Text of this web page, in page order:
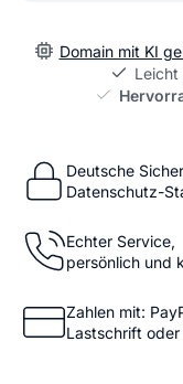
Domain mit KI
Leicht
Deutsche
Datenschutz-
Echter Service,
persönlich und
Zahlen mit:
Lastschrift oder